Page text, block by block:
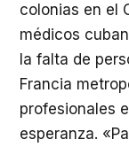
colonias en el
médicos
la falta de
Francia
profesionales
esperanza.